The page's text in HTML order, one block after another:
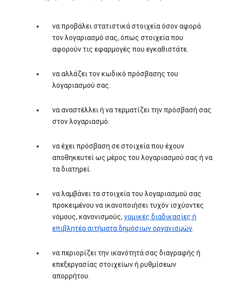
να προβάλει στατιστικά στοιχεία όσον αφορά
τον λογαριασμό σας, όπως στοιχεία που
αφορούν τις εφαρμογές που εγκαθιστάτε.
να αλλάζει τον κωδικό πρόσβασης του
λογαριασμού σας.
να αναστέλλει ή να τερματίζει την πρόσβασή σας
στον λογαριασμό.
να έχει πρόσβαση σε στοιχεία που έχουν
αποθηκευτεί ως μέρος του λογαριασμού σας ή να
τα διατηρεί.
να λαμβάνει τα στοιχεία του λογαριασμού σας
προκειμένου να ικανοποιήσει τυχόν ισχύοντες
νόμους, κανονισμούς, νομικές διαδικασίες ή
επιβλητέα αιτήματα δημόσιων οργανισμών.
να περιορίζει την ικανότητά σας διαγραφής ή
επεξεργασίας στοιχείων ή ρυθμίσεων
απορρήτου.